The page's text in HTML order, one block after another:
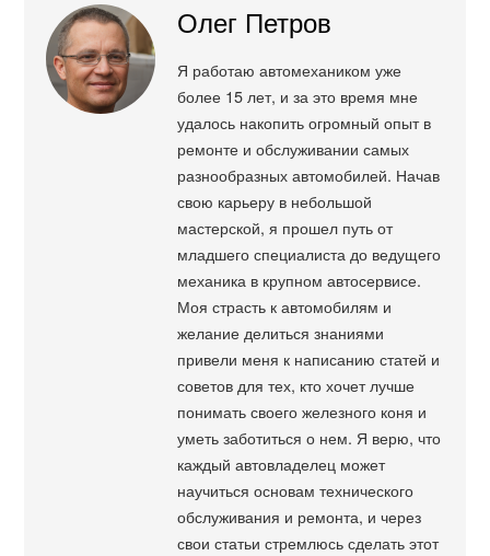
Олег Петров
Я работаю автомехаником уже
более 15 лет, и за это время мне
удалось накопить огромный опыт в
ремонте и обслуживании самых
разнообразных автомобилей. Начав
свою карьеру в небольшой
мастерской, я прошел путь от
младшего специалиста до ведущего
механика в крупном автосервисе.
Моя страсть к автомобилям и
желание делиться знаниями
привели меня к написанию статей и
советов для тех, кто хочет лучше
понимать своего железного коня и
уметь заботиться о нем. Я верю, что
каждый автовладелец может
научиться основам технического
обслуживания и ремонта, и через
свои статьи стремлюсь сделать этот